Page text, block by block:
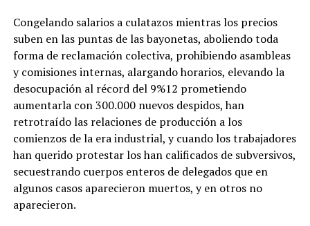
Congelando salarios a culatazos mientras los precios
suben en las puntas de las bayonetas, aboliendo toda
forma de reclamación colectiva, prohibiendo asambleas
y comisiones internas, alargando horarios, elevando la
desocupación al récord del 9%12 prometiendo
aumentarla con 300.000 nuevos despidos, han
retrotraído las relaciones de producción a los
comienzos de la era industrial, y cuando los trabajadores
han querido protestar los han calificados de subversivos,
secuestrando cuerpos enteros de delegados que en
algunos casos aparecieron muertos, y en otros no
aparecieron.